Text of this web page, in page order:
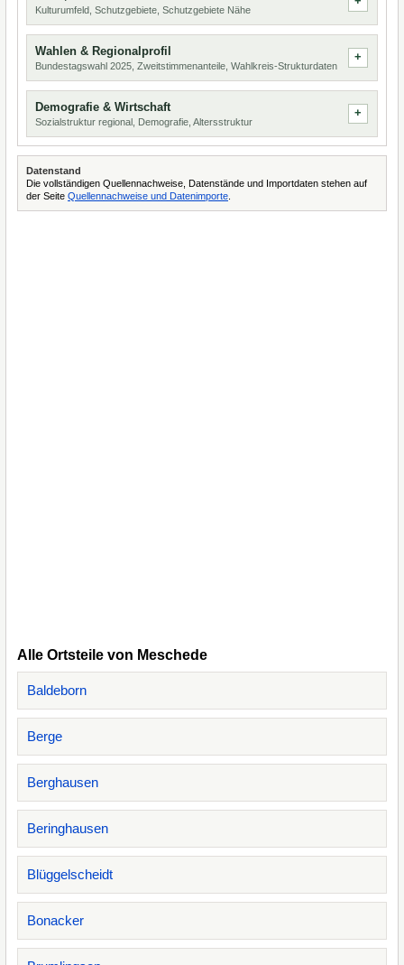
Kulturumfeld, Schutzgebiete, Schutzgebiete Nähe
Wahlen & Regionalprofil
Bundestagswahl 2025, Zweitstimmenanteile, Wahlkreis-Strukturdaten
Demografie & Wirtschaft
Sozialstruktur regional, Demografie, Altersstruktur
Datenstand
Die vollständigen Quellennachweise, Datenstände und Importdaten stehen auf
der Seite Quellennachweise und Datenimporte
Alle Ortsteile von Meschede
Baldeborn
Berge
Berghausen
Beringhausen
Blüggelscheidt
Bonacker